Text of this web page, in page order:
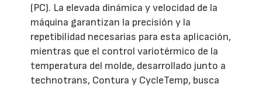
(PC). La elevada dinámica y velocidad de la
máquina garantizan la precisión y la
repetibilidad necesarias para esta aplicación,
mientras que el control variotérmico de la
temperatura del molde, desarrollado junto a
technotrans, Contura y CycleTemp, busca